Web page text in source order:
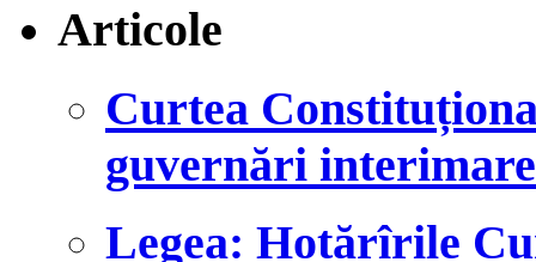
Articole
Curtea
guvernări interimare
Legea: Hotărîrile